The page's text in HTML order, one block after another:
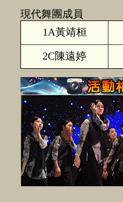
現代舞團成員
1A黃靖桓
2C陳遠婷